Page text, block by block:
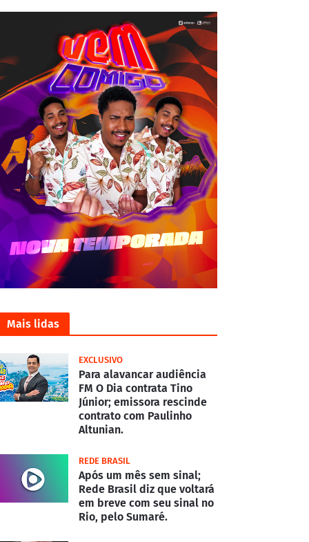
Mais lidas
EXCLUSIVO
Para alavancar audiência
FM O Dia contrata Tino
Júnior; emissora rescinde
contrato com Paulinho
Altunian.
REDE BRASIL
Após um mês sem sinal;
Rede Brasil diz que voltará
em breve com seu sinal no
Rio, pelo Sumaré.